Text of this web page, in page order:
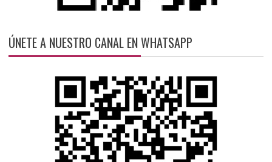
ÚNETE A NUESTRO CANAL EN WHATSAPP